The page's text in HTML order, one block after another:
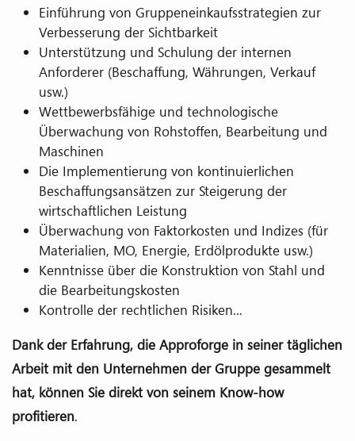
Einführung von Gruppeneinkaufsstrategien zur
Verbesserung der Sichtbarkeit
Unterstützung und Schulung der internen
Anforderer (Beschaffung, Währungen, Verkauf
usw.)
Wettbewerbsfähige und technologische
Überwachung von Rohstoffen, Bearbeitung und
Maschinen
Die Implementierung von kontinuierlichen
Beschaffungsansätzen zur Steigerung der
wirtschaftlichen Leistung
Überwachung von Faktorkosten und Indizes (für
Materialien, MO, Energie, Erdölprodukte usw.)
Kenntnisse über die Konstruktion von Stahl und
die Bearbeitungskosten
Kontrolle der rechtlichen Risiken...
Dank der Erfahrung, die Approforge in seiner täglichen
Arbeit mit den Unternehmen der Gruppe gesammelt
hat, können Sie direkt von seinem Know-how
profitieren.